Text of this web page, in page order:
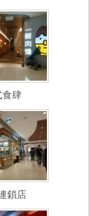
食肆
鎖店